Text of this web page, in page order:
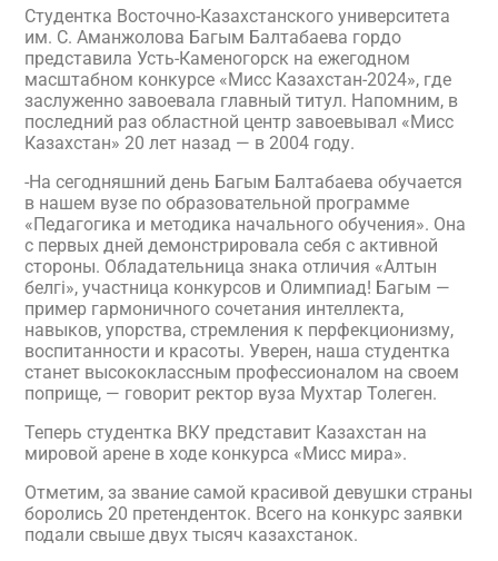
Студентка Восточно-Казахстанского университета
им. С. Аманжолова Багым Балтабаева гордо
представила Усть-Каменогорск на ежегодном
масштабном конкурсе «Мисс Казахстан-2024», где
заслуженно завоевала главный титул. Напомним, в
последний раз областной центр завоевывал «Мисс
Казахстан» 20 лет назад — в 2004 году.
-На сегодняшний день Багым Балтабаева обучается
в нашем вузе по образовательной программе
«Педагогика и методика начального обучения». Она
с первых дней демонстрировала себя с активной
стороны. Обладательница знака отличия «Алтын
белгі», участница конкурсов и Олимпиад! Багым —
пример гармоничного сочетания интеллекта,
навыков, упорства, стремления к перфекционизму,
воспитанности и красоты. Уверен, наша студентка
станет высококлассным профессионалом на своем
поприще, — говорит ректор вуза Мухтар Толеген.
Теперь студентка ВКУ представит Казахстан на
мировой арене в ходе конкурса «Мисс мира».
Отметим, за звание самой красивой девушки страны
боролись 20 претенденток. Всего на конкурс заявки
подали свыше двух тысяч казахстанок.